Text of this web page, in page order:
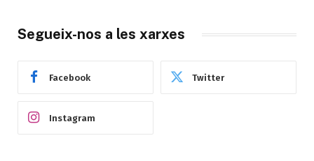
Segueix-nos a les xarxes
Facebook Twitter
Instagram